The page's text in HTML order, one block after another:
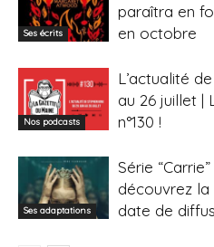
Ses écrits
paraîtra en
en octobre
Nos podcasts
L’actualité
au 26 juillet |
n°130 !
Ses adaptations
Série
découvrez
date de